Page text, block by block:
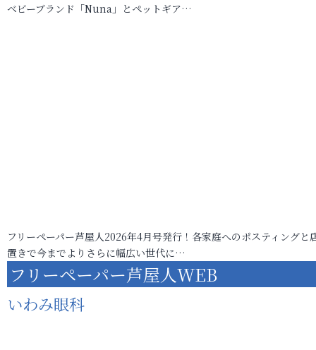
ベビーブランド「Nuna」とペットギア…
フリーペーパー芦屋人2026年4月号発行！各家庭へのポスティングと
置きで今までよりさらに幅広い世代に…
フリーペーパー芦屋人WEB
いわみ眼科